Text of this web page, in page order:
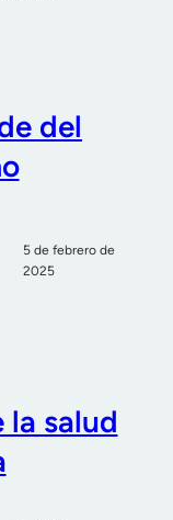
del
5 de febrero de
2025
la salud